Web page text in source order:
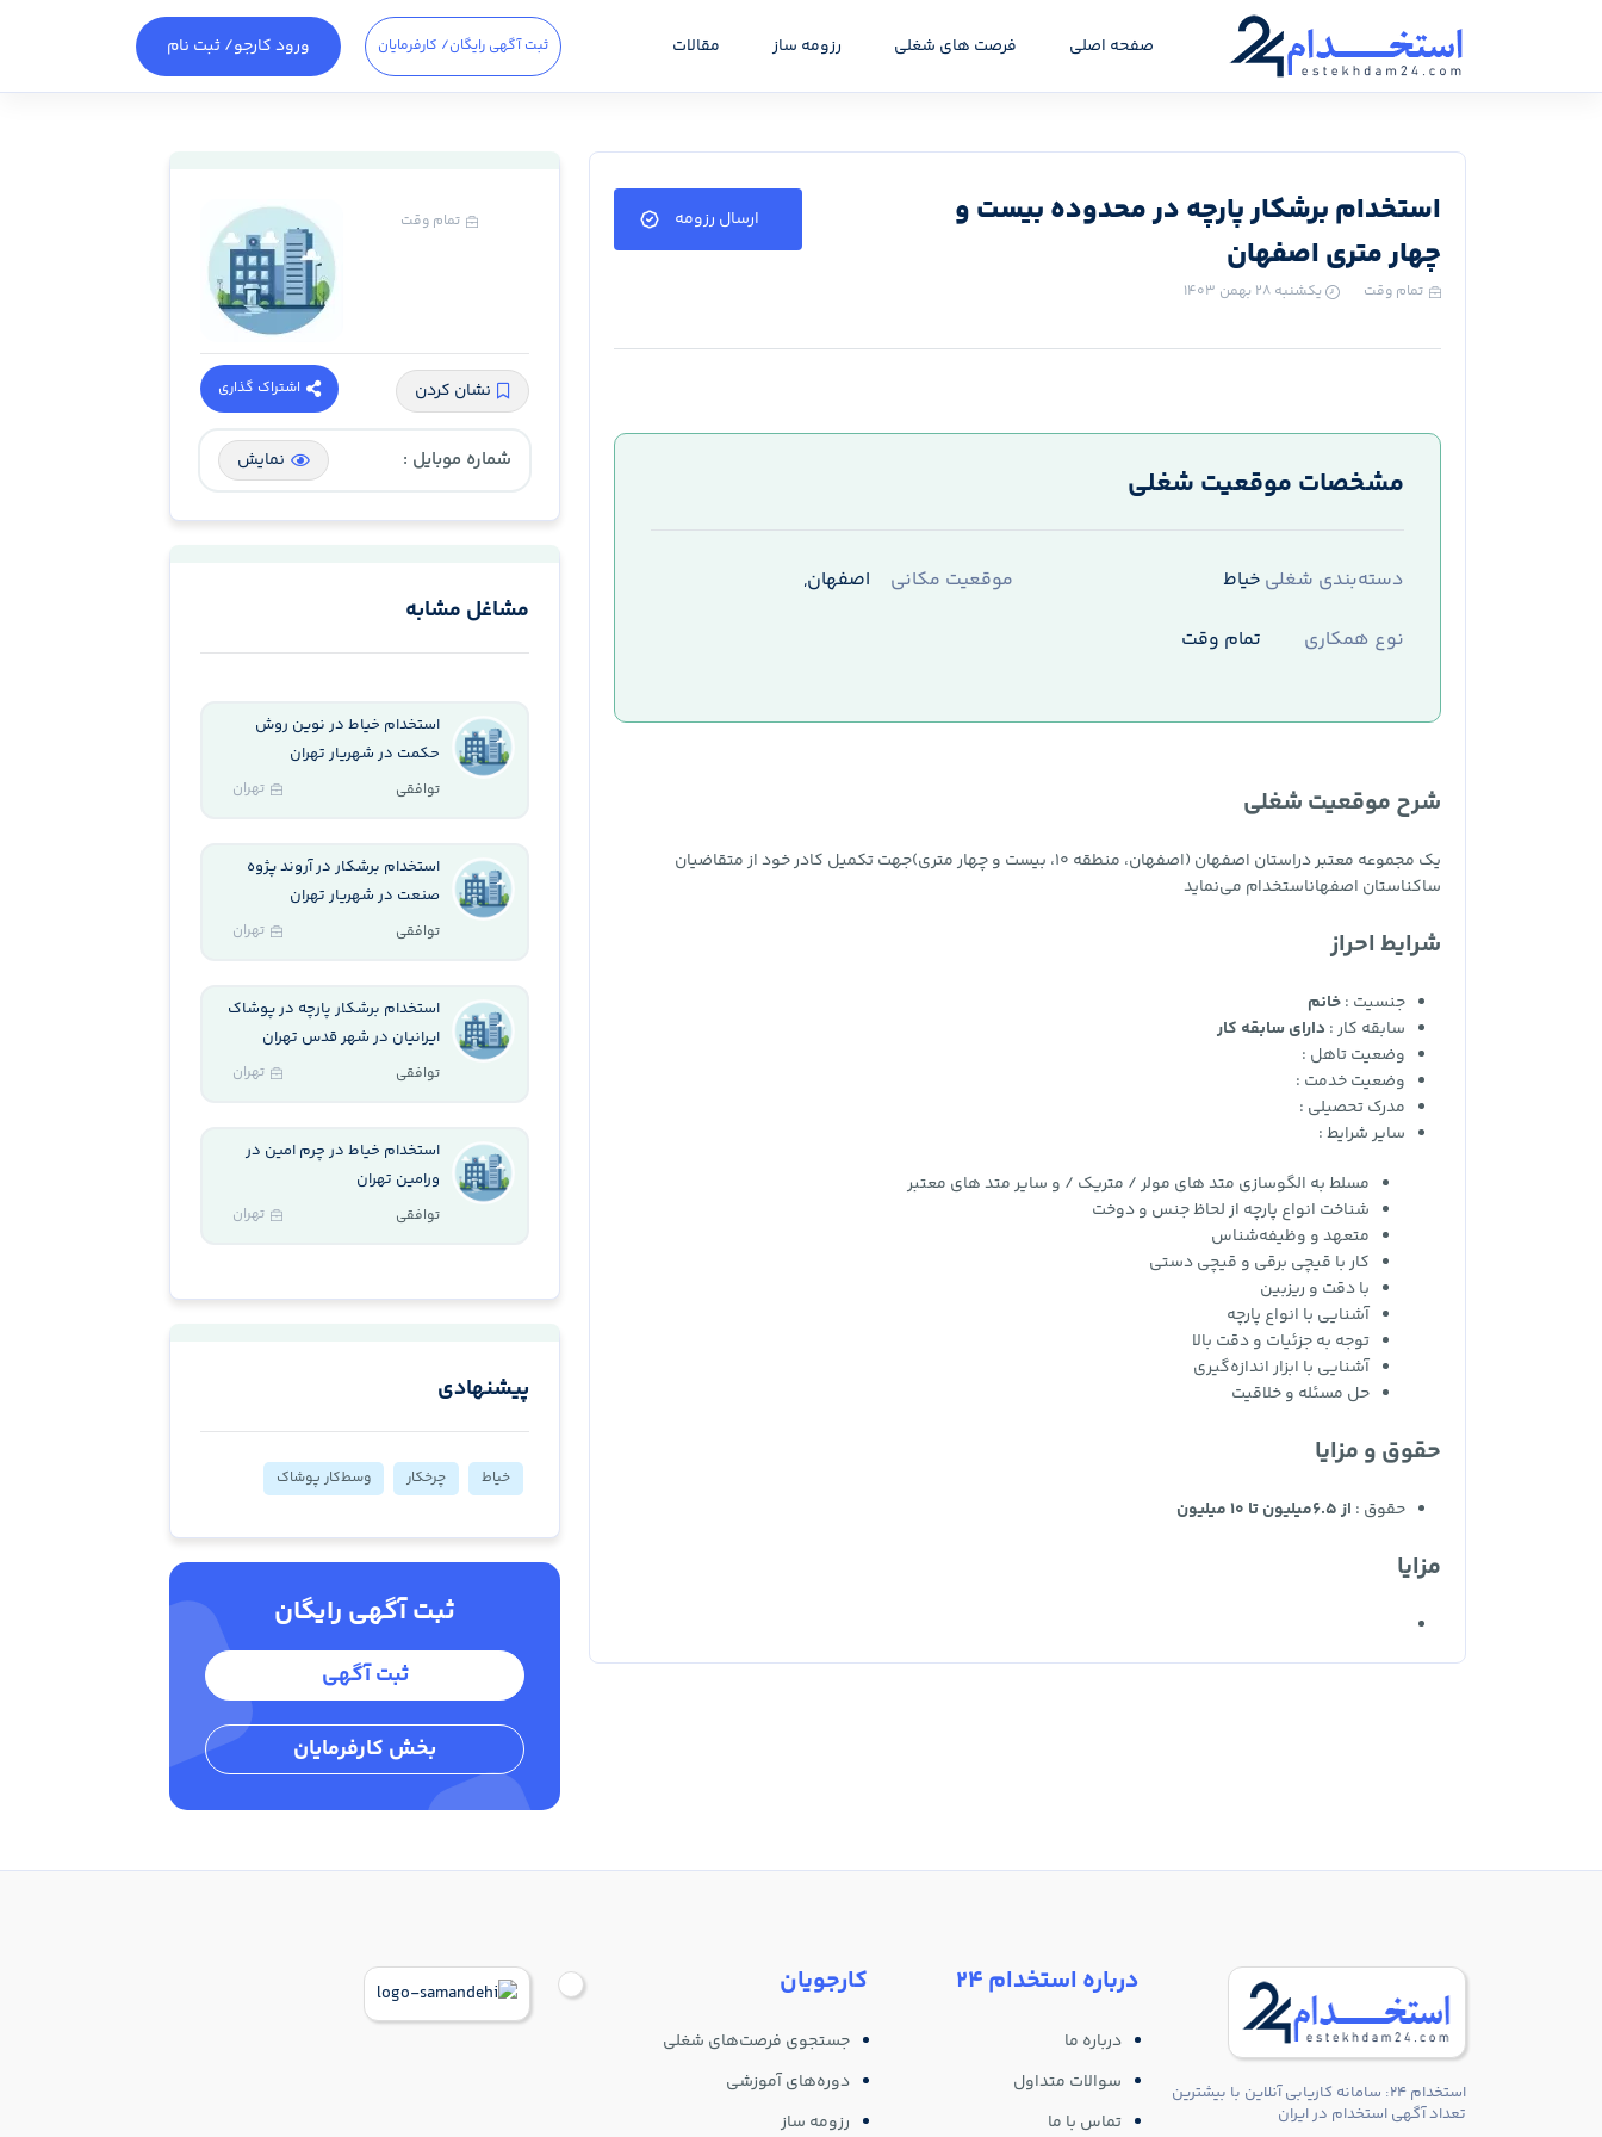
صفحه اصلی فرصت های شغلی رزومه ساز مقالات ثبت آگهی رایگان/ کارفرمایان ورود کارجو/ ثبت نام
استخدام برشکار پارچه در محدوده بیست و
چهار متری اصفهان
تمام وقت یکشنبه ۲۸ بهمن ۱۴۰۳
ارسال رزومه
مشخصات موقعیت شغلی
دسته‌بندی شغلی خیاط موقعیت مکانی
اصفهان,
نوع همکاری
تمام وقت
شرح موقعیت شغلی
یک مجموعه معتبر دراستان اصفهان (اصفهان، منطقه ۱۰، بیست و چهار متری)جهت تکمیل کادر خود از متقاضیان
ساکناستان اصفهاناستخدام می‌نماید
شرایط احراز
جنسیت :خانم
سابقه کار : دارای سابقه کار
وضعیت تاهل :
وضعیت خدمت :
مدرک تحصیلی :
سایر شرایط :
مسلط به الگوسازی متد های مولر / متریک / و سایر متد های معتبر
شناخت انواع پارچه از لحاظ جنس و دوخت
متعهد و وظیفه‌شناس
کار با قیچی برقی و قیچی دستی
با دقت و ریزبین
آشنایی با انواع پارچه
توجه به جزئیات و دقت بالا
آشنایی با ابزار اندازه‌گیری
حل مسئله و خلاقیت
حقوق و مزایا
حقوق : از 6.5میلیون تا 10 میلیون
مزایا
تمام وقت
نشان کردن اشتراک گذاری
شماره موبایل : نمایش
مشاغل مشابه
استخدام خیاط در نوین روش
حکمت در شهریار تهران
توافقی تهران
استخدام برشکار در آروند پژوه
صنعت در شهریار تهران
توافقی تهران
استخدام برشکار پارچه در پوشاک
ایرانیان در شهر قدس تهران
توافقی تهران
استخدام خیاط در چرم امین در
ورامین تهران
توافقی تهران
پیشنهادی
خیاط چرخکار وسط‌کار پوشاک
ثبت آگهی رایگان
ثبت آگهی
بخش کارفرمایان
استخدام 24: سامانه کاریابی آنلاین با بیشترین
تعداد آگهی استخدام در ایران
درباره استخدام 24
درباره ما
سوالات متداول
تماس با ما
کارجویان
جستجوی فرصت‌های شغلی
دوره‌های آموزشی
رزومه ساز